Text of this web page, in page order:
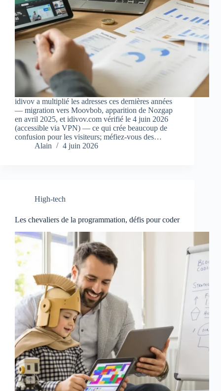
idivov a multiplié les adresses ces dernières années
— migration vers Moovbob, apparition de Nozgap
en avril 2025, et idivov.com vérifié le 4 juin 2026
(accessible via VPN) — ce qui crée beaucoup de
confusion pour les visiteurs; méfiez‑vous des…
Alain
4 juin 2026
High-tech
Les chevaliers de la programmation, défis pour coder